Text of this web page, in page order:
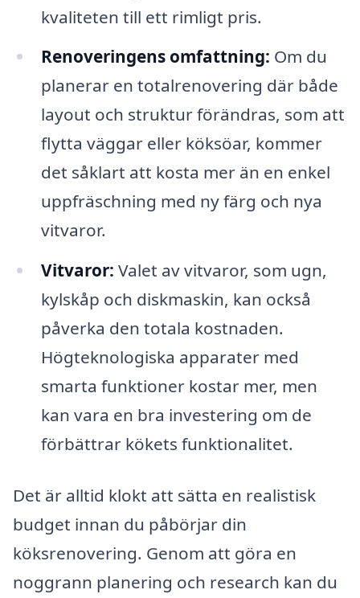
kvaliteten till ett rimligt pris.
Renoveringens omfattning: Om du
planerar en totalrenovering där både
layout och struktur förändras, som att
flytta väggar eller köksöar, kommer
det såklart att kosta mer än en enkel
uppfräschning med ny färg och nya
vitvaror.
Vitvaror: Valet av vitvaror, som ugn,
kylskåp och diskmaskin, kan också
påverka den totala kostnaden.
Högteknologiska apparater med
smarta funktioner kostar mer, men
kan vara en bra investering om de
förbättrar kökets funktionalitet.
Det är alltid klokt att sätta en realistisk
budget innan du påbörjar din
köksrenovering. Genom att göra en
noggrann planering och research kan du